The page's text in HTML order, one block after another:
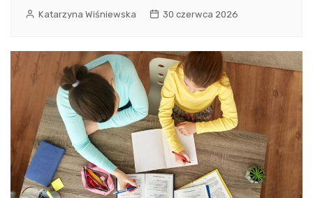
Katarzyna Wiśniewska 30 czerwca 2026